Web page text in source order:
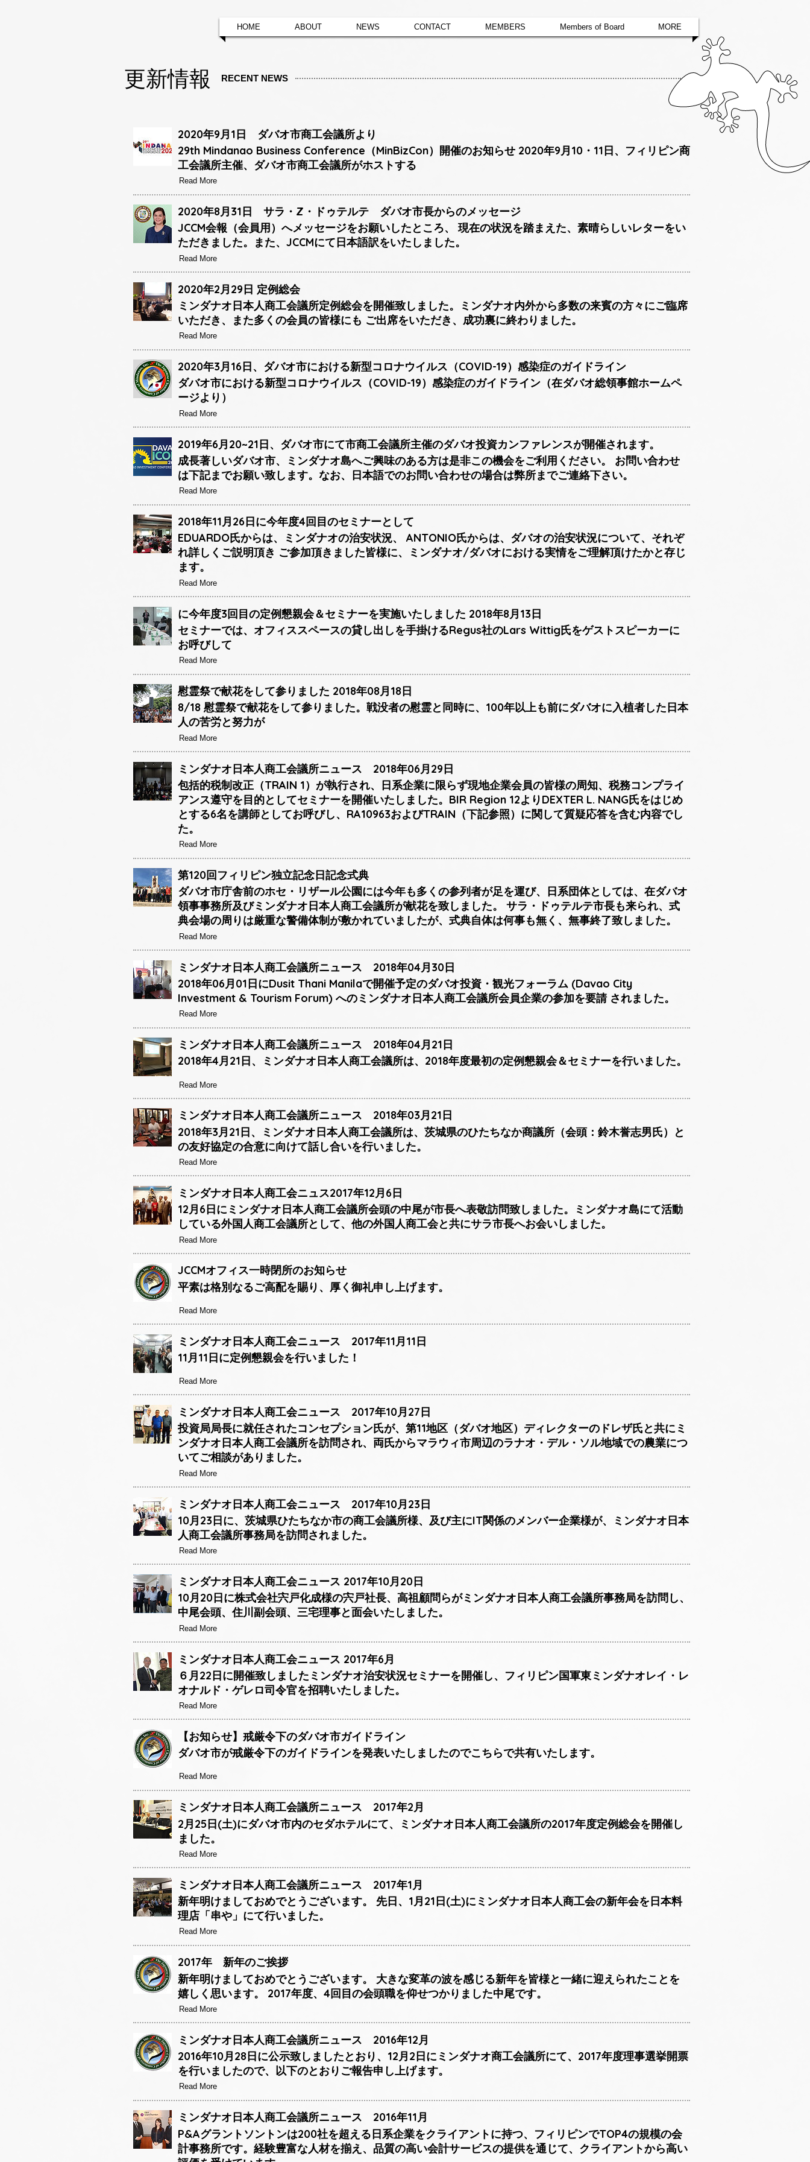
HOME ABOUT NEWS CONTACT MEMBERS Members of Board MORE
更新情報 RECENT NEWS
2020年9月1日 ダバオ市商工会議所より
29th Mindanao Business Conference（MinBizCon）開催のお知らせ 2020年9月10・11日、フィリピン商
工会議所主催、ダバオ市商工会議所がホストする
Read More
2020年8月31日 サラ・Z・ドゥテルテ ダバオ市長からのメッセージ
JCCM会報（会員用）へメッセージをお願いしたところ、 現在の状況を踏まえた、素晴らしいレターをい
ただきました。また、JCCMにて日本語訳をいたしました。
Read More
2020年2月29日 定例総会
ミンダナオ日本人商工会議所定例総会を開催致しました。ミンダナオ内外から多数の来賓の方々にご臨席
いただき、また多くの会員の皆様にも ご出席をいただき、成功裏に終わりました。
Read More
2020年3月16日、ダバオ市における新型コロナウイルス（COVID-19）感染症のガイドライン
ダバオ市における新型コロナウイルス（COVID-19）感染症のガイドライン（在ダバオ総領事館ホームペ
ージより）
Read More
2019年6月20~21日、ダバオ市にて市商工会議所主催のダバオ投資カンファレンスが開催されます。
成長著しいダバオ市、ミンダナオ島へご興味のある方は是非この機会をご利用ください。 お問い合わせ
は下記までお願い致します。なお、日本語でのお問い合わせの場合は弊所までご連絡下さい。
Read More
2018年11月26日に今年度4回目のセミナーとして
EDUARDO氏からは、ミンダナオの治安状況、 ANTONIO氏からは、ダバオの治安状況について、それぞ
れ詳しくご説明頂き ご参加頂きました皆様に、ミンダナオ/ダバオにおける実情をご理解頂けたかと存じ
ます。
Read More
に今年度3回目の定例懇親会＆セミナーを実施いたしました 2018年8月13日
セミナーでは、オフィススペースの貸し出しを手掛けるRegus社のLars Wittig氏をゲストスピーカーに
お呼びして
Read More
慰霊祭で献花をして参りました 2018年08月18日
8/18 慰霊祭で献花をして参りました。戦没者の慰霊と同時に、100年以上も前にダバオに入植者した日本
人の苦労と努力が
Read More
ミンダナオ日本人商工会議所ニュース 2018年06月29日
包括的税制改正（TRAIN 1）が執行され、日系企業に限らず現地企業会員の皆様の周知、税務コンプライ
アンス遵守を目的としてセミナーを開催いたしました。BIR Region 12よりDEXTER L. NANG氏をはじめ
とする6名を講師としてお呼びし、RA10963およびTRAIN（下記参照）に関して質疑応答を含む内容でし
た。
Read More
第120回フィリピン独立記念日記念式典
ダバオ市庁舎前のホセ・リザール公園には今年も多くの参列者が足を運び、日系団体としては、在ダバオ
領事事務所及びミンダナオ日本人商工会議所が献花を致しました。 サラ・ドゥテルテ市長も来られ、式
典会場の周りは厳重な警備体制が敷かれていましたが、式典自体は何事も無く、無事終了致しました。
Read More
ミンダナオ日本人商工会議所ニュース 2018年04月30日
2018年06月01日にDusit Thani Manilaで開催予定のダバオ投資・観光フォーラム (Davao City
Investment & Tourism Forum) へのミンダナオ日本人商工会議所会員企業の参加を要請 されました。
Read More
ミンダナオ日本人商工会議所ニュース 2018年04月21日
2018年4月21日、ミンダナオ日本人商工会議所は、2018年度最初の定例懇親会＆セミナーを行いました。
Read More
ミンダナオ日本人商工会議所ニュース 2018年03月21日
2018年3月21日、ミンダナオ日本人商工会議所は、茨城県のひたちなか商議所（会頭：鈴木誉志男氏）と
の友好協定の合意に向けて話し合いを行いました。
Read More
ミンダナオ日本人商工会ニュス2017年12月6日
12月6日にミンダナオ日本人商工会議所会頭の中尾が市長へ表敬訪問致しました。ミンダナオ島にて活動
している外国人商工会議所として、他の外国人商工会と共にサラ市長へお会いしました。
Read More
JCCMオフィス一時閉所のお知らせ
平素は格別なるご高配を賜り、厚く御礼申し上げます。
Read More
ミンダナオ日本人商工会ニュース 2017年11月11日
11月11日に定例懇親会を行いました！
Read More
ミンダナオ日本人商工会ニュース 2017年10月27日
投資局局長に就任されたコンセプション氏が、第11地区（ダバオ地区）ディレクターのドレザ氏と共にミ
ンダナオ日本人商工会議所を訪問され、両氏からマラウィ市周辺のラナオ・デル・ソル地域での農業につ
いてご相談がありました。
Read More
ミンダナオ日本人商工会ニュース 2017年10月23日
10月23日に、茨城県ひたちなか市の商工会議所様、及び主にIT関係のメンバー企業様が、ミンダナオ日本
人商工会議所事務局を訪問されました。
Read More
ミンダナオ日本人商工会ニュース 2017年10月20日
10月20日に株式会社宍戸化成様の宍戸社長、高祖顧問らがミンダナオ日本人商工会議所事務局を訪問し、
中尾会頭、住川副会頭、三宅理事と面会いたしました。
Read More
ミンダナオ日本人商工会ニュース 2017年6月
６月22日に開催致しましたミンダナオ治安状況セミナーを開催し、フィリピン国軍東ミンダナオレイ・レ
オナルド・ゲレロ司令官を招聘いたしました。
Read More
【お知らせ】戒厳令下のダバオ市ガイドライン
ダバオ市が戒厳令下のガイドラインを発表いたしましたのでこちらで共有いたします。
Read More
ミンダナオ日本人商工会議所ニュース 2017年2月
2月25日(土)にダバオ市内のセダホテルにて、ミンダナオ日本人商工会議所の2017年度定例総会を開催し
ました。
Read More
ミンダナオ日本人商工会議所ニュース 2017年1月
新年明けましておめでとうございます。 先日、1月21日(土)にミンダナオ日本人商工会の新年会を日本料
理店「串や」にて行いました。
Read More
2017年 新年のご挨拶
新年明けましておめでとうございます。 大きな変革の波を感じる新年を皆様と一緒に迎えられたことを
嬉しく思います。 2017年度、4回目の会頭職を仰せつかりました中尾です。
Read More
ミンダナオ日本人商工会議所ニュース 2016年12月
2016年10月28日に公示致しましたとおり、12月2日にミンダナオ商工会議所にて、2017年度理事選挙開票
を行いましたので、以下のとおりご報告申し上げます。
Read More
ミンダナオ日本人商工会議所ニュース 2016年11月
P&Aグラントソントンは200社を超える日系企業をクライアントに持つ、フィリピンでTOP4の規模の会
計事務所です。経験豊富な人材を揃え、品質の高い会計サービスの提供を通じて、クライアントから高い